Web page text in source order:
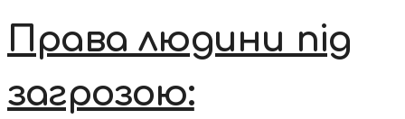
Права людини під
загрозою: